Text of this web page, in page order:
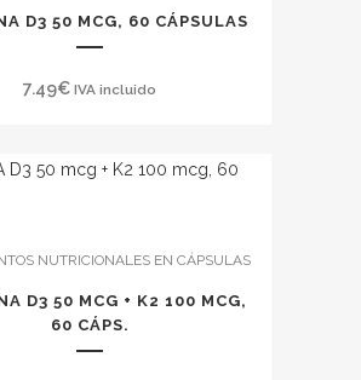
D3 50 MCG, 60 CÁPSULAS
7.49€ IVA incluido
NUTRICIONALES EN CÁPSULAS
D3 50 MCG + K2 100 MCG,
60 CÁPS.